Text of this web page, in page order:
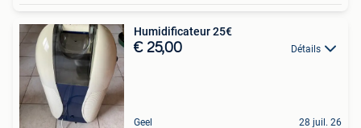
Humidificateur 25€
€ 25,00 Détails
Geel 28 juil. 26